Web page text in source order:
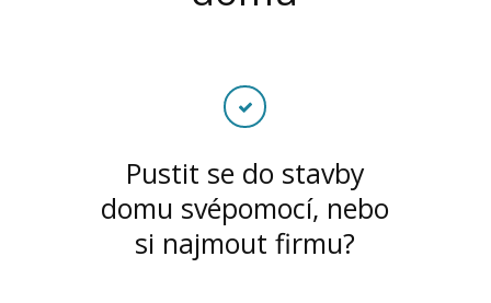
Pustit se do stavby
domu svépomocí, nebo
si najmout firmu?